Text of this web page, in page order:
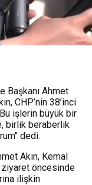
Başkanı Ahmet
CHP’nin 38’inci
işlerin büyük bir
birlik beraberlik
dedi.
Akın, Kemal
ziyaret öncesinde
ilişkin